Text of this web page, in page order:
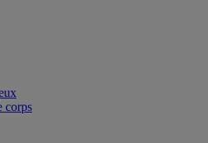
corps